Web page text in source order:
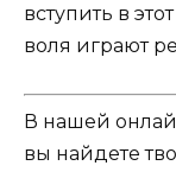
вступить в
воля играют
В нашей
вы найдете